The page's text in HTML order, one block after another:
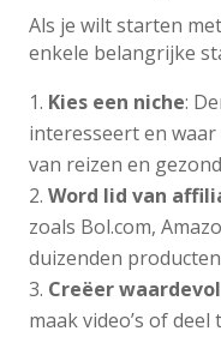
Als je wilt starten
enkele belangrijke
Kies een niche:
interesseert en
van reizen en
Word lid van
zoals Bol.com,
duizenden
Creëer
maak video’s of